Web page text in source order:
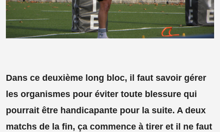
Dans ce deuxième long bloc, il faut savoir gérer
les organismes pour éviter toute blessure qui
pourrait être handicapante pour la suite. A deux
matchs de la fin, ça commence à tirer et il ne faut